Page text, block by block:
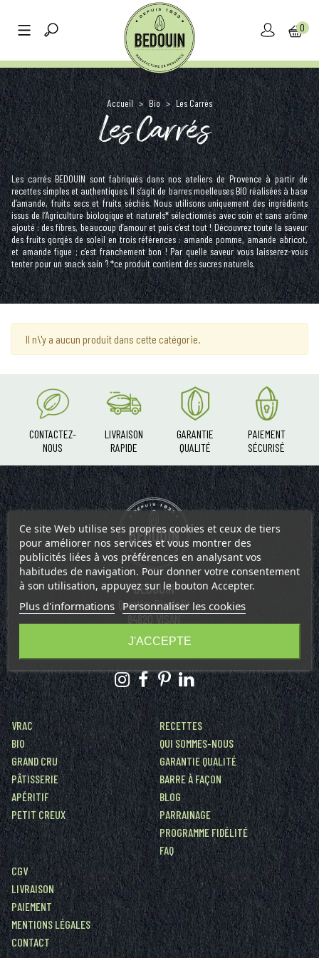
0
Accueil > Bio > Les Carrés
Les Carrés
Les carrés BEDOUIN sont fabriqués dans nos ateliers de Provence à partir de
recettes simples et authentiques. Il s’agit de barres moelleuses BIO réalisées à base
d’amande, fruits secs et fruits séchés. Nous utilisons uniquement des ingrédients
issus de l’Agriculture biologique et naturels* sélectionnés avec soin et sans arôme
ajouté : des fibres, beaucoup d’amour et puis c’est tout ! Découvrez toute la saveur
des fruits gorgés de soleil en trois références : amande pomme, amande abricot,
et amande figue ; c’est franchement bon ! Par quelle saveur vous laisserez-vous
tenter pour un snack sain ? *ce produit contient des sucres naturels.
Il n\'y a aucun produit dans cette catégorie.
CONTACTEZ-
NOUS
LIVRAISON
RAPIDE
GARANTIE
QUALITÉ
PAIEMENT
SÉCURISÉ
BEDOUIN
Quartier Dieulefit
84820 VISAN
+33.(0)4.90.28.59.30
commandes@bedouin-fruits-secs.com
VRAC
BIO
GRAND CRU
PÂTISSERIE
APÉRITIF
PETIT CREUX
RECETTES
QUI SOMMES-NOUS
GARANTIE QUALITÉ
BARRE À FAÇON
BLOG
PARRAINAGE
PROGRAMME FIDÉLITÉ
FAQ
CGV
LIVRAISON
PAIEMENT
MENTIONS LÉGALES
CONTACT
Ce site Web utilise ses propres cookies et ceux de tiers
pour améliorer nos services et vous montrer des
publicités liées à vos préférences en analysant vos
habitudes de navigation. Pour donner votre consentement
à son utilisation, appuyez sur le bouton Accepter.
Plus d'informations Personnaliser les cookies
J'ACCEPTE